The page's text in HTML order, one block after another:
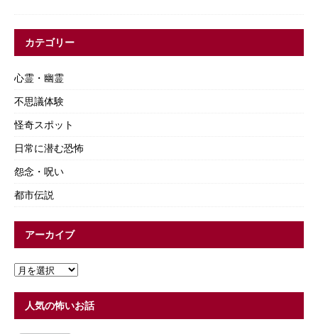
カテゴリー
心霊・幽霊
不思議体験
怪奇スポット
日常に潜む恐怖
怨念・呪い
都市伝説
アーカイブ
人気の怖いお話